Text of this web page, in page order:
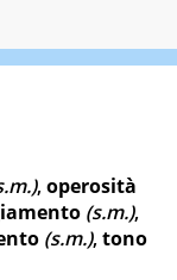
,operosità
(s.m.),
(s.m.),tono